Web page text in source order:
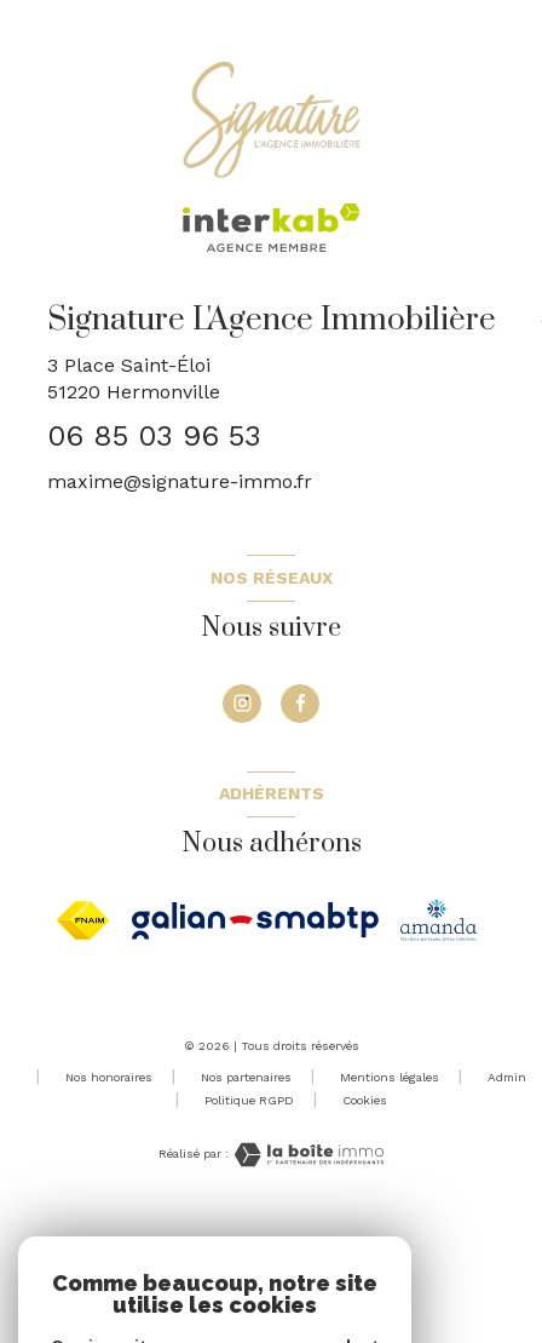
Signature L'Agence Immobilière
3 Place Saint-Éloi
51220 Hermonville
06 85 03 96 53
maxime@signature-immo.fr
NOS RÉSEAUX
Nous suivre
ADHÉRENTS
Nous adhérons
© 2026 | Tous droits réservés
Nos honoraires Nos partenaires Mentions légales
Admin
Politique RGPD
Cookies
Réalisé par :
Comme beaucoup, notre site
utilise les cookies